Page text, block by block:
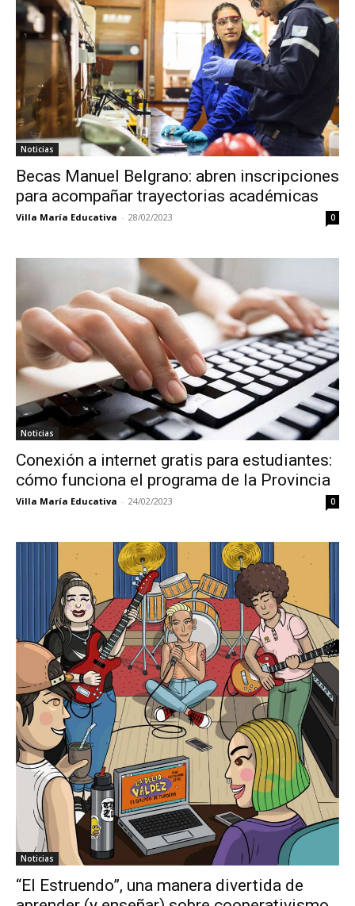
Noticias
Becas Manuel Belgrano: abren inscripciones
para acompañar trayectorias académicas
Villa María Educativa - 28/02/2023 0
Noticias
Conexión a internet gratis para estudiantes:
cómo funciona el programa de la Provincia
Villa María Educativa - 24/02/2023 0
Noticias
“El Estruendo”, una manera divertida de